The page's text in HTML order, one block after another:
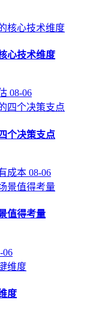
心技术维度
08-06
个决策支点
成本 08-06
值得考量
06
度